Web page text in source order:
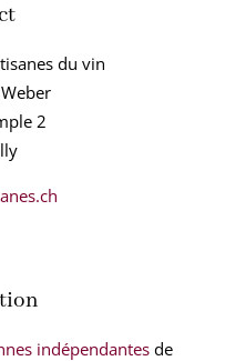
du vin
2
indépendantesde